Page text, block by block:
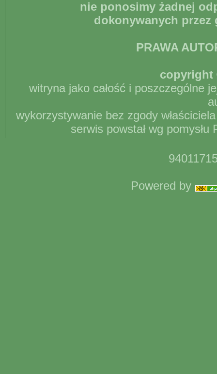
nie ponosimy żadnej
dokonywanych
PRAWA
copyright
witryna jako całość i poszczególne
wykorzystywanie bez zgody
serwis powstał wg
Powered by